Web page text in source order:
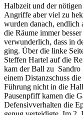
Halbzeit und der
Angriffe aber viel zu
wurden danach, endlich
die Räume immer
verwunderlich, dass in
ging. Über die linke
Steffen Hartel auf die
kam der Ball zu Sandro
einem Distanzschuss
Führung nicht in die
Pausenpfiff kamen die
Defensivverhalten die